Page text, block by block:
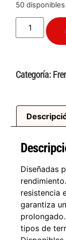
50 disponibles
Categoría:
Diseñadas
resistencia
garantiza
tipos de